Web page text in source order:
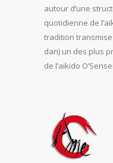
autour d’une
quotidienne de
tradition transmise
dan) un des plus
de l’aikido